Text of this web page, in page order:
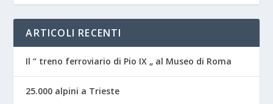
ARTICOLI RECENTI
Il “ treno ferroviario di Pio IX „ al Museo di Roma
25.000 alpini a Trieste